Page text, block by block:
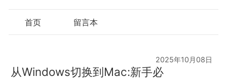
首页 留言本
2025年10月08日
从Windows切换到Mac:新手必